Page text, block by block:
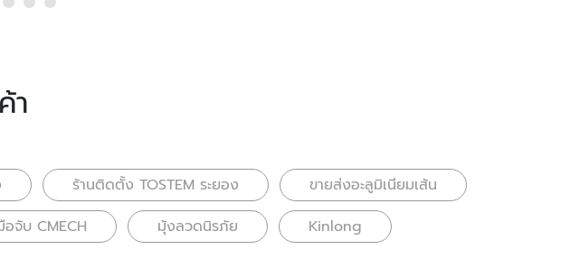
า
ร้านติดตั้ง TOSTEM ระยอง
ขายส่งอะลูมิเนียมเส้น
อจับ CMECH มุ้งลวดนิรภัย Kinlong